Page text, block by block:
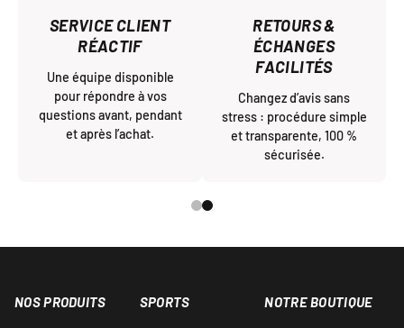
SERVICE CLIENT
RÉACTIF
Une équipe disponible
pour répondre à vos
questions avant, pendant
et après l’achat.
RETOURS &
ÉCHANGES
FACILITÉS
Changez d’avis sans
stress : procédure simple
et transparente, 100 %
sécurisée.
NOS PRODUITS SPORTS NOTRE BOUTIQUE